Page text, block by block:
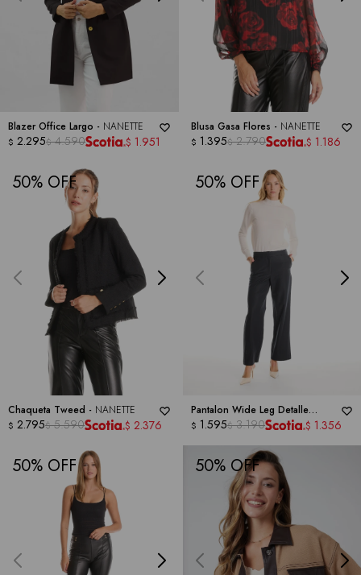
Blazer Office Largo - NANETTE
$ 2.295$ 4.590 $ 1.951
Blusa Gasa Flores - NANETTE
$ 1.395$ 2.790 $ 1.186
50
Chaqueta Tweed - NANETTE
$ 2.795$ 5.590 $ 2.376
50
Pantalon Wide Leg Detalle
Trenzado -NANETTE
$ 1.595$ 3.190 $ 1.356
50 50